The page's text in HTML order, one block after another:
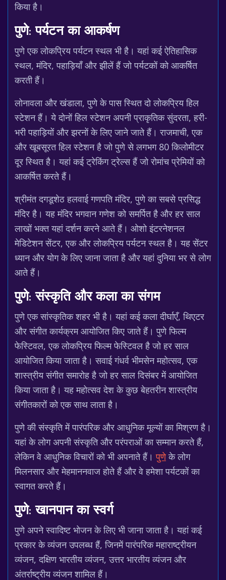
किया है।
पुणे: पर्यटन का आकर्षण
पुणे एक लोकप्रिय पर्यटन स्थल भी है। यहां कई ऐतिहासिक
स्थल, मंदिर, पहाड़ियाँ और झीलें हैं जो पर्यटकों को आकर्षित
करती हैं।
लोनावला और खंडाला, पुणे के पास स्थित दो लोकप्रिय हिल
स्टेशन हैं। ये दोनों हिल स्टेशन अपनी प्राकृतिक सुंदरता, हरी-
भरी पहाड़ियों और झरनों के लिए जाने जाते हैं। राजमाची, एक
और खूबसूरत हिल स्टेशन है जो पुणे से लगभग 80 किलोमीटर
दूर स्थित है। यहां कई ट्रेकिंग ट्रेल्स हैं जो रोमांच प्रेमियों को
आकर्षित करते हैं।
श्रीमंत दगडूशेठ हलवाई गणपति मंदिर, पुणे का सबसे प्रसिद्ध
मंदिर है। यह मंदिर भगवान गणेश को समर्पित है और हर साल
लाखों भक्त यहां दर्शन करने आते हैं। ओशो इंटरनेशनल
मेडिटेशन सेंटर, एक और लोकप्रिय पर्यटन स्थल है। यह सेंटर
ध्यान और योग के लिए जाना जाता है और यहां दुनिया भर से लोग
आते हैं।
पुणे: संस्कृति और कला का संगम
पुणे एक सांस्कृतिक शहर भी है। यहां कई कला दीर्घाएँ, थिएटर
और संगीत कार्यक्रम आयोजित किए जाते हैं। पुणे फिल्म
फेस्टिवल, एक लोकप्रिय फिल्म फेस्टिवल है जो हर साल
आयोजित किया जाता है। सवाई गंधर्व भीमसेन महोत्सव, एक
शास्त्रीय संगीत समारोह है जो हर साल दिसंबर में आयोजित
किया जाता है। यह महोत्सव देश के कुछ बेहतरीन शास्त्रीय
संगीतकारों को एक साथ लाता है।
पुणे की संस्कृति में पारंपरिक और आधुनिक मूल्यों का मिश्रण है।
यहां के लोग अपनी संस्कृति और परंपराओं का सम्मान करते हैं,
लेकिन वे आधुनिक विचारों को भी अपनाते हैं।पुणेके लोग
मिलनसार और मेहमाननवाज होते हैं और वे हमेशा पर्यटकों का
स्वागत करते हैं।
पुणे: खानपान का स्वर्ग
पुणे अपने स्वादिष्ट भोजन के लिए भी जाना जाता है। यहां कई
प्रकार के व्यंजन उपलब्ध हैं, जिनमें पारंपरिक महाराष्ट्रीयन
व्यंजन, दक्षिण भारतीय व्यंजन, उत्तर भारतीय व्यंजन और
अंतर्राष्ट्रीय व्यंजन शामिल हैं।